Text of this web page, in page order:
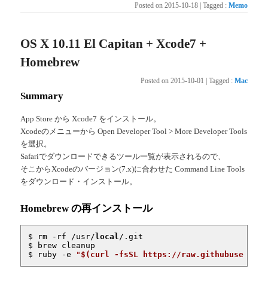
Posted on 2015-10-18 | Tagged : Memo
OS X 10.11 El Capitan + Xcode7 +
Homebrew
Posted on 2015-10-01 Tagged : Mac
Summary
App Store から Xcode7 をインストール。
Xcodeのメニューから Open Developer Tool > More Developer Tools
を選択。
Safariでダウンロードできるツール一覧が表示されるので、
そこからXcodeのバージョン(7.x)に合わせた Command Line Tools
をダウンロード・インストール。
Homebrew の再インストール
$ rm -rf /usr/ local/.git
$ brew cleanup
$ ruby
-e " $(curl -fsSL https://